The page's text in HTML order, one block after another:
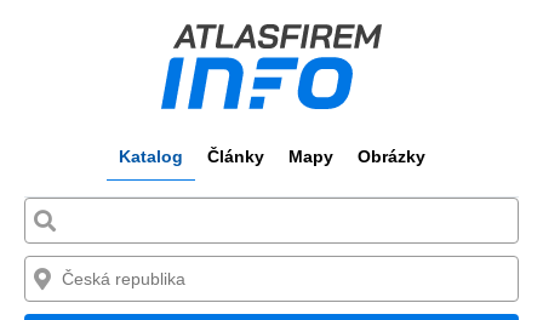
Katalog Články Mapy Obrázky